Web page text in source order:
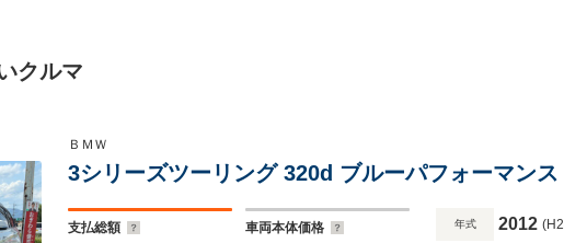
クルマ
ＢＭＷ
3シリーズツーリング 320d ブルーパフォーマンス
支払総額 車両本体価格 年式 2012